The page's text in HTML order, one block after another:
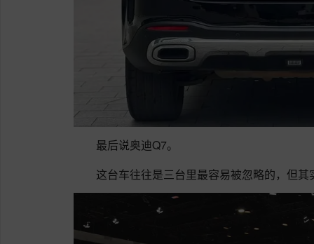
最后说奥迪Q7。
这台车往往是三台里最容易被忽略的，但